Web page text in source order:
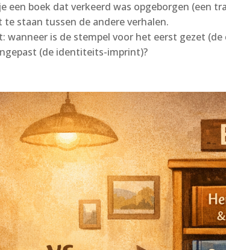
een boek dat verkeerd was opgeborgen (een
staan tussen de andere verhalen.
wanneer is de stempel voor het eerst gezet
(de identiteits-imprint)?